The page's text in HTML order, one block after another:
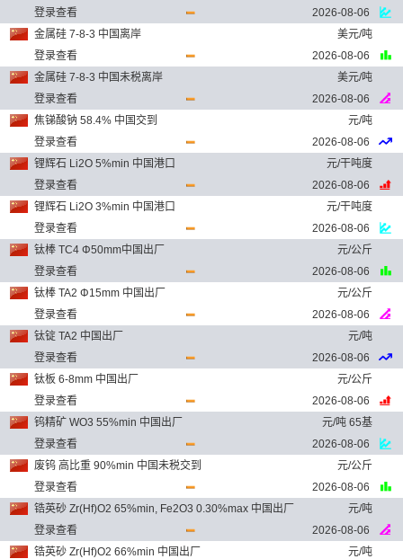
登录查看
2026-08-06
金属硅 7-8-3 中国离岸
美元/吨
登录查看
2026-08-06
金属硅 7-8-3 中国未税离岸
美元/吨
登录查看
2026-08-06
焦锑酸钠 58.4% 中国交到
元/吨
登录查看
2026-08-06
锂辉石 Li2O 5%min 中国港口
元/干吨度
登录查看
2026-08-06
锂辉石 Li2O 3%min 中国港口
元/干吨度
登录查看
2026-08-06
钛棒 TC4 Φ50mm中国出厂
元/公斤
登录查看
2026-08-06
钛棒 TA2 Φ15mm 中国出厂
元/公斤
登录查看
2026-08-06
钛锭 TA2 中国出厂
元/吨
登录查看
2026-08-06
钛板 6-8mm 中国出厂
元/公斤
登录查看
2026-08-06
钨精矿 WO3 55%min 中国出厂
元/吨 65基
登录查看
2026-08-06
废钨 高比重 90%min 中国未税交到
元/公斤
登录查看
2026-08-06
锆英砂 Zr(Hf)O2 65%min, Fe2O3 0.30%max 中国出厂
元/吨
登录查看
2026-08-06
锆英砂 Zr(Hf)O2 66%min 中国出厂
元/吨